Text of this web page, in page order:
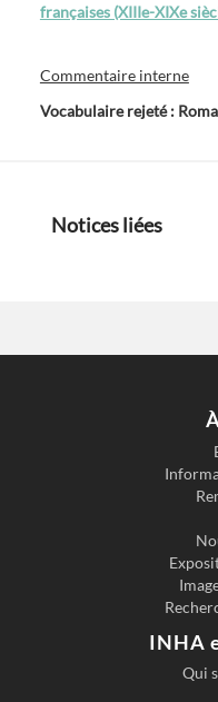
françaises (XIIIe-XIXe
Commentaire interne
Vocabulaire rejeté : Roma
Notices liées
INHA
Qui